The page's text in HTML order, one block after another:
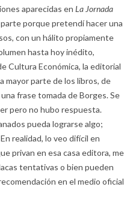
aparecidas en La Jornada
porque pretendí hacer una
con un hálito propiamente
hasta hoy inédito,
Cultura Económica, la editorial
mayor parte de los libros, de
una frase tomada de Borges. Se
pero no hubo respuesta.
pueda lograrse algo;
realidad, lo veo difícil en
privan en esa casa editora, me
tentativas o bien pueden
en el medio oficial